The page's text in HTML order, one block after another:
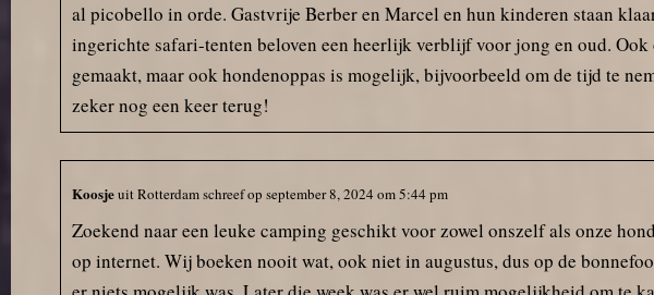
waren, kregen we meteen de
vraag of we ’s avonds wilden
aanschuiven bij de
hamburgeravond op het terras.
Dat voelde zó hartelijk.
Bij aankomst kregen we een plek
volgende dag boden ze ons zelfs
een nog betere plek aan. We
kregen meteen een tip mee voor
een leuke brocante markt in de
al picobello in orde. Gastvrije Berber en Marcel en hun kinderen staan
ingerichte safari-tenten beloven een heerlijk verblijf voor jong en oud.
gemaakt, maar ook hondenoppas is mogelijk, bijvoorbeeld om de tijd te
zeker nog een keer terug!
KoosjeuitRotterdamschreef op september 8, 2024 om5:44 pm
Zoekend naar een leuke camping geschikt voor zowel onszelf als onze
op internet. Wij boeken nooit wat, ook niet in augustus, dus op de